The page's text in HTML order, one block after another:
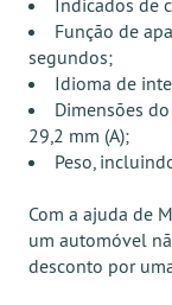
Indicados de
Função de
segundos;
Idioma de
Dimensões
29,2 mm (A);
Peso,
Com a ajuda de
um automóvel
desconto por